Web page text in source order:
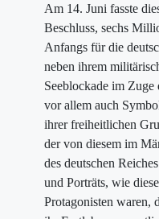
Am 14. Juni fasste
Beschluss, sechs
Anfangs für die
neben ihrem
Seeblockade im
vor allem auch
ihrer freiheitlichen
der von diesem im
des deutschen
und Porträts, wie
Protagonisten waren,